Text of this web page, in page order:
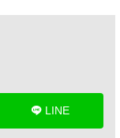
LINE